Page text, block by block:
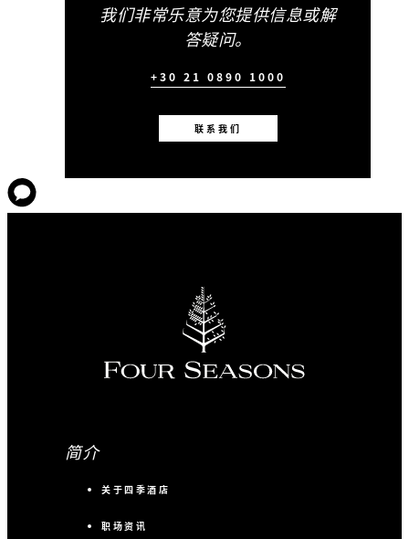
我们非常乐意为您提供信息或解
答疑问。
+30 21 0890 1000
联系我们
简介
关于四季酒店
职场资讯